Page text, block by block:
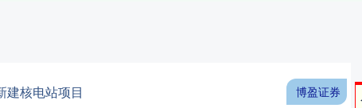
建核电站项目 博盈证券